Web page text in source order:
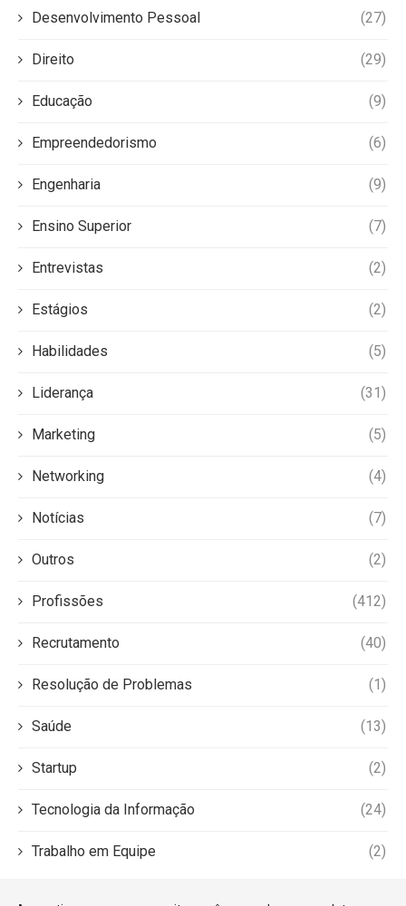
Desenvolvimento Pessoal (27)
Direito (29)
Educação (9)
Empreendedorismo (6)
Engenharia (9)
Ensino Superior (7)
Entrevistas (2)
Estágios (2)
Habilidades (5)
Liderança (31)
Marketing (5)
Networking (4)
Notícias (7)
Outros (2)
Profissões (412)
Recrutamento (40)
Resolução de Problemas (1)
Saúde (13)
Startup (2)
Tecnologia da Informação (24)
Trabalho em Equipe (2)